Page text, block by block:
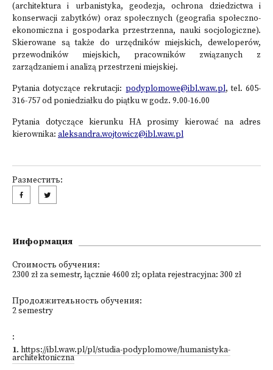
(architektura i urbanistyka, geodezja, ochrona dziedzictwa i
konserwacji zabytków) oraz społecznych (geografia społeczno-
ekonomiczna i gospodarka przestrzenna, nauki socjologiczne).
Skierowane są także do urzędników miejskich, deweloperów,
przewodników miejskich, pracowników związanych z
zarządzaniem i analizą przestrzeni miejskiej.
Pytania dotyczące rekrutacji: podyplomowe@ibl.waw.pl, tel. 605-
316-757 od poniedziałku do piątku w godz. 9.00-16.00
Pytania dotyczące kierunku HA prosimy kierować na adres
kierownika: aleksandra.wojtowicz@ibl.waw.pl
Разместить:
Информация
Стоимость обучения:
2300 zł za semestr, łącznie 4600 zł; opłata rejestracyjna: 300 zł
Продолжительность обучения:
2 semestry
:
1. https://ibl.waw.pl/pl/studia-podyplomowe/humanistyka-
architektoniczna